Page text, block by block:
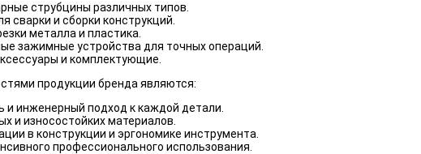
струбцины различных типов.
сварки и сборки конструкций.
металла и пластика.
зажимные устройства для точных операций.
и комплектующие.
продукции бренда являются:
и инженерный подход к каждой детали.
и износостойких материалов.
в конструкции и эргономике инструмента.
профессионального использования.